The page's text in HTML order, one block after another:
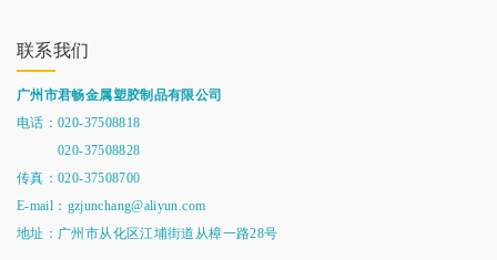
联系我们
广州市君畅金属塑胶制品有限公司
电话：020-37508818
020-37508828
传真：020-37508700
E-mail：gzjunchang@aliyun.com
地址：广州市从化区江埔街道从樟一路28号